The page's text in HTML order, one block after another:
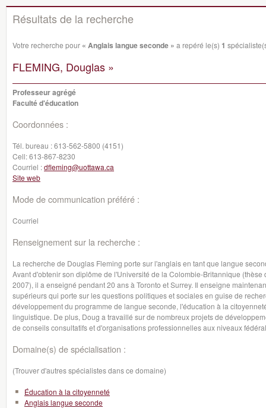
Résultats de la recherche
Votre recherche pour « Anglais langue seconde » a repéré le(s) 1
FLEMING, Douglas »
Professeur agrégé
Faculté d'éducation
Coordonnées :
Tél. bureau :613-562-5800 (4151)
Cell:613-867-8230
Courriel :dfleming@uottawa.ca
Site web
Mode de communication préféré :
Courriel
Renseignement sur la recherche :
La recherche de Douglas Fleming porte sur l'anglais en tant que langue
Avant d'obtenir son diplôme de l'Université de la Colombie-Britannique
2007), il a enseigné pendant 20 ans à Toronto et Surrey. Il enseigne
supérieurs qui porte sur les questions politiques et sociales en guise de
développement du programme de langue seconde, l'éducation à la
linguistique. De plus, Doug a travaillé sur de nombreux projets de
de conseils consultatifs et d'organisations professionnelles aux niveaux
Domaine(s) de spécialisation :
(Trouver d'autres spécialistes dans ce domaine)
Éducation à la citoyenneté
Anglais langue seconde